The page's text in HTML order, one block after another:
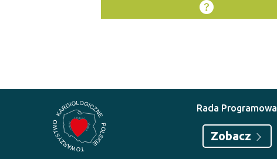
Rada Programowa
Zobacz